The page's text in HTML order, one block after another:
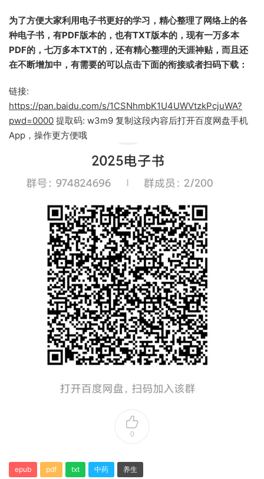
为了方便大家利用电子书更好的学习，精心整理了网络上的各
种电子书，有PDF版本的，也有TXT版本的，现有一万多本
PDF的，七万多本TXT的，还有精心整理的天涯神贴，而且还
在不断增加中，有需要的可以点击下面的衔接或者扫码下载：
链接:
https://pan.baidu.com/s/1CSNhmbK1U4UWVtzkPcjuWA?
pwd=0000 提取码: w3m9 复制这段内容后打开百度网盘手机
App，操作更方便哦
0
epub pdf txt 中药 养生